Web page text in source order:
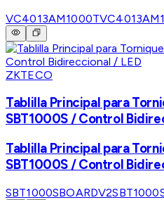
VC4013AM1000T
ZKTECO
Tablilla Principal para
SBT1000S / Control
Tablilla Principal para
SBT1000S / Control
SBT1000SBOARDV2